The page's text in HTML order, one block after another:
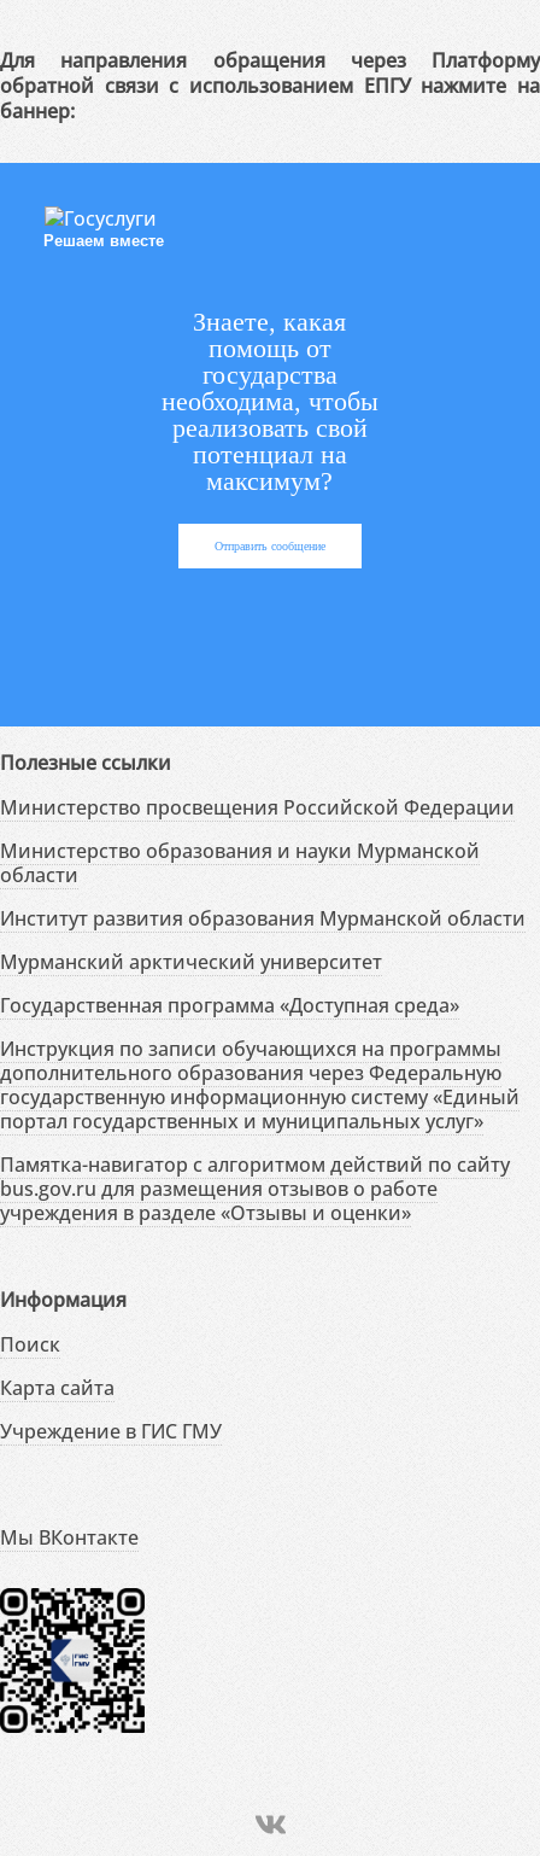
Для направления обращения через Платформу
обратной связи с использованием ЕПГУ нажмите на
баннер:
Решаем вместе
Знаете, какая
помощь от
государства
необходима, чтобы
реализовать свой
потенциал на
максимум?
Отправить сообщение
Полезные ссылки
Министерство просвещения Российской Федерации
Министерство образования и науки Мурманской
области
Институт развития образования Мурманской области
Мурманский арктический университет
Государственная программа «Доступная среда»
Инструкция по записи обучающихся на программы
дополнительного образования через Федеральную
государственную информационную систему «Единый
портал государственных и муниципальных услуг»
Памятка-навигатор с алгоритмом действий по сайту
bus.gov.ru для размещения отзывов о работе
учреждения в разделе «Отзывы и оценки»
Информация
Поиск
Карта сайта
Учреждение в ГИС ГМУ
Мы ВКонтакте